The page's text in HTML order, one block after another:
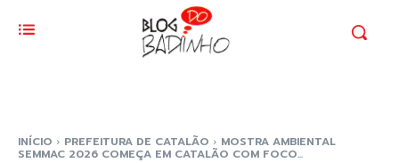
INÍCIO PREFEITURA DE CATALÃO MOSTRA AMBIENTAL
SEMMAC 2026 COMEÇA EM CATALÃO COM FOCO...